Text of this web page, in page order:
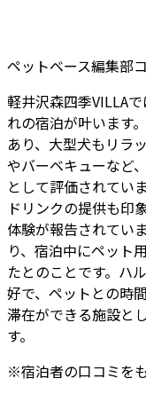
ペットベース編集部
軽井沢森四季VILLA
れの宿泊が叶います
あり、大型犬もリラ
やバーベキューなど
として評価されてい
ドリンクの提供も印
体験が報告されてい
り、宿泊中にペット
たとのことです。ハ
好で、ペットとの時
滞在ができる施設と
す。
※宿泊者の口コミを